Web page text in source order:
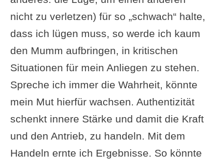
nicht zu verletzen) für so „schwach“ halte,
dass ich lügen muss, so werde ich kaum
den Mumm aufbringen, in kritischen
Situationen für mein Anliegen zu stehen.
Spreche ich immer die Wahrheit, könnte
mein Mut hierfür wachsen. Authentizität
schenkt innere Stärke und damit die Kraft
und den Antrieb, zu handeln. Mit dem
Handeln ernte ich Ergebnisse. So könnte